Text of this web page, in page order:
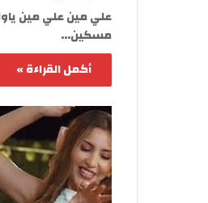
علي مين علي مين
مسكين…
أكمل القراءة »